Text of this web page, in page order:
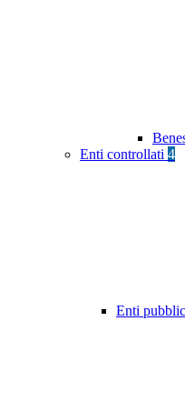
Enti controllati 4
Enti